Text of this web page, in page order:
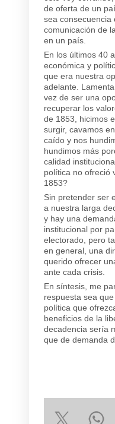
de oferta de un
sea consecuencia
comunicación de
en un país.
En los últimos 40
económica y
que era nuestra
adelante.
vez de ser una
recuperar los
de 1853, hicimos
surgir, cavamos
caído y nos
hundimos más
calidad
política no ofreció
1853?
Sin pretender ser
a nuestra larga
y hay una
institucional por
electorado, pero
en general, una
querido ofrecer
ante cada crisis.
En síntesis, me
respuesta sea
política que
beneficios de la
decadencia sería
que de demanda